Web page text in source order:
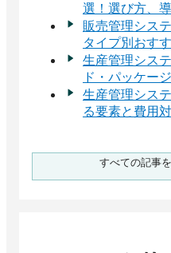
選！選び方、
販売管理シス
タイプ別おす
生産管理シス
ド・パッケー
生産管理シス
る要素と費用
製造業向け生
紹介！主な機
すべての記事